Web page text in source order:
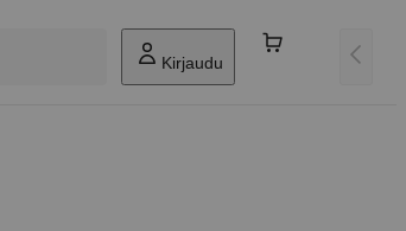
Kirjaudu